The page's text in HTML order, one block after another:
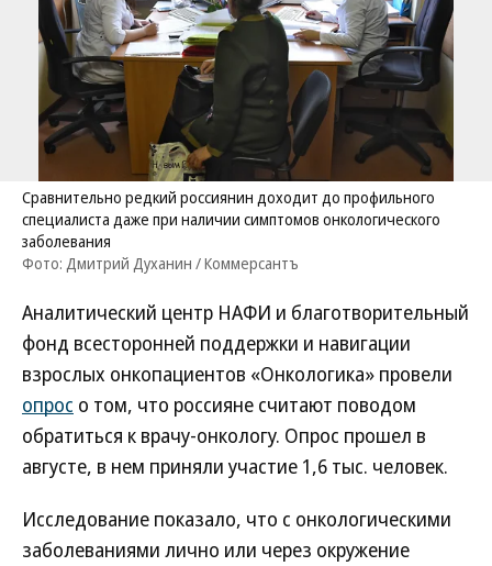
Сравнительно редкий россиянин доходит до профильного
специалиста даже при наличии симптомов онкологического
заболевания
Фото: Дмитрий Духанин / Коммерсантъ
Аналитический центр НАФИ и благотворительный
фонд всесторонней поддержки и навигации
взрослых онкопациентов «Онкологика» провели
опрос о том, что россияне считают поводом
обратиться к врачу-онкологу. Опрос прошел в
августе, в нем приняли участие 1,6 тыс. человек.
Исследование показало, что с онкологическими
заболеваниями лично или через окружение